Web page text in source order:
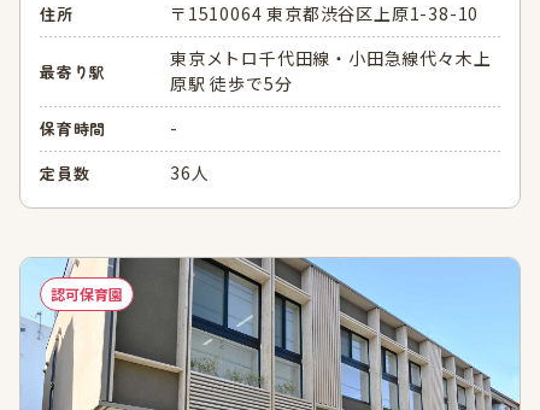
住所
〒1510064 東京都渋谷区上原1-38-10
最寄り駅
東京メトロ千代田線・小田急線代々木上
原駅 徒歩で5分
保育時間 -
定員数 36人
認可保育園